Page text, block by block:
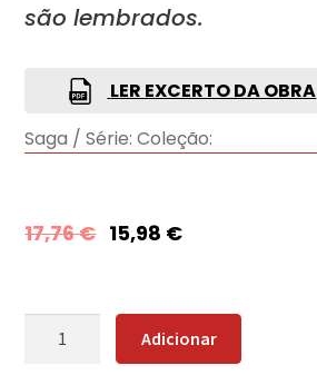
são lembrados.
LER EXCERTO DA OBRA
Saga / Série: Coleção:
17,76€ 15,98 €
Quantidade
Adicionar